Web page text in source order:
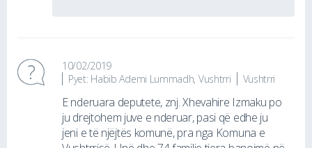
10/02/2019
Pyet: Habib Ademi Lummadh, Vushtrri
Vushtrri
E nderuara deputete, znj. Xhevahire Izmaku po
ju drejtohem juve e nderuar, pasi që edhe ju
jeni e të njëjtës komunë, pra nga Komuna e